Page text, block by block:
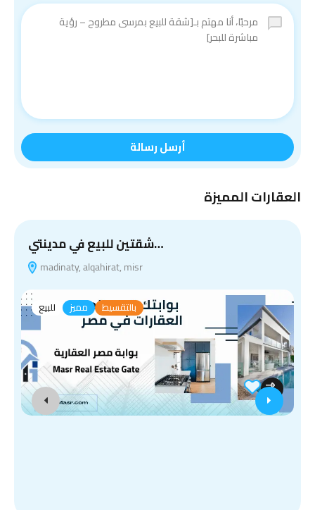
أرسل رسالة
العقارات المميزة
شقتين للبيع في مدينتي…
madinaty, alqahirat, misr
للبيع مميز بالتقسيط